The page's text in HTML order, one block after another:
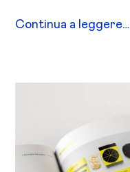
Continua a leggere…